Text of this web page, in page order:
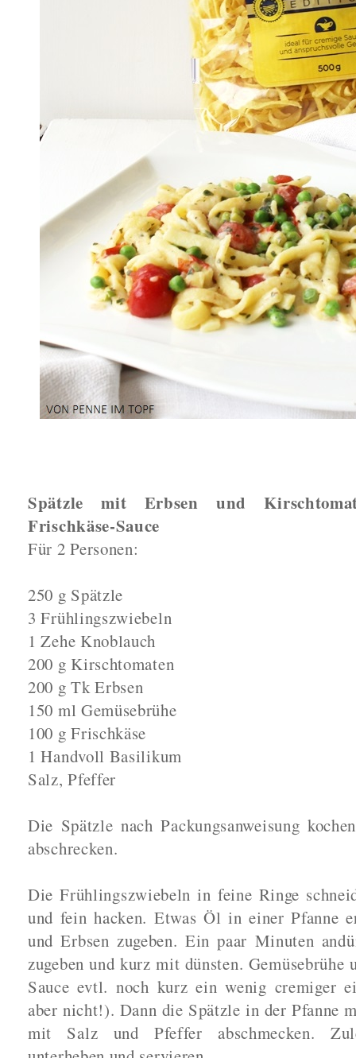
Spätzle mit Erbsen und
Frischkäse-Sauce
Für 2 Personen:
250 g Spätzle
3 Frühlingszwiebeln
1 Zehe Knoblauch
200 g Kirschtomaten
200 g Tk Erbsen
150 ml Gemüsebrühe
100 g Frischkäse
1 Handvoll Basilikum
Salz, Pfeffer
Die Spätzle nach Packungsanweisung
abschrecken.
Die Frühlingszwiebeln in feine Ringe
und fein hacken. Etwas Öl in einer Pfanne
und Erbsen zugeben. Ein paar Minuten
zugeben und kurz mit dünsten. Gemüsebrühe
Sauce evtl. noch kurz ein wenig cremiger
aber nicht!). Dann die Spätzle in der Pfanne
mit Salz und Pfeffer abschmecken.